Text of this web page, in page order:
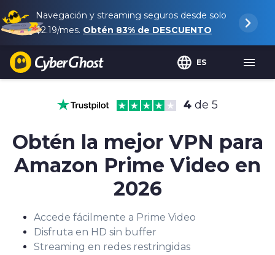
Navegación y streaming seguros desde solo
$2.19/mes. Obtén 83% de DESCUENTO
ES
4 de 5
Obtén la mejor VPN para
Amazon Prime Video en
2026
Accede fácilmente a Prime Video
Disfruta en HD sin buffer
Streaming en redes restringidas